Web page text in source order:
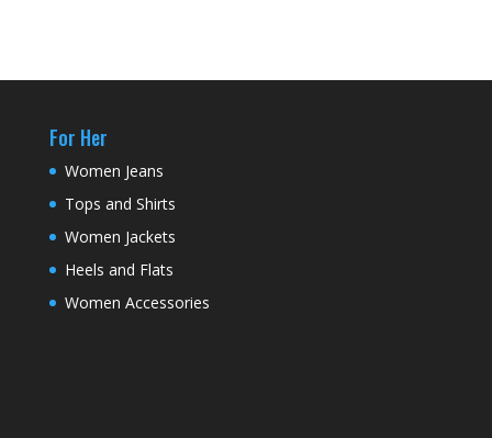
For Her
Women Jeans
Tops and Shirts
Women Jackets
Heels and Flats
Women Accessories